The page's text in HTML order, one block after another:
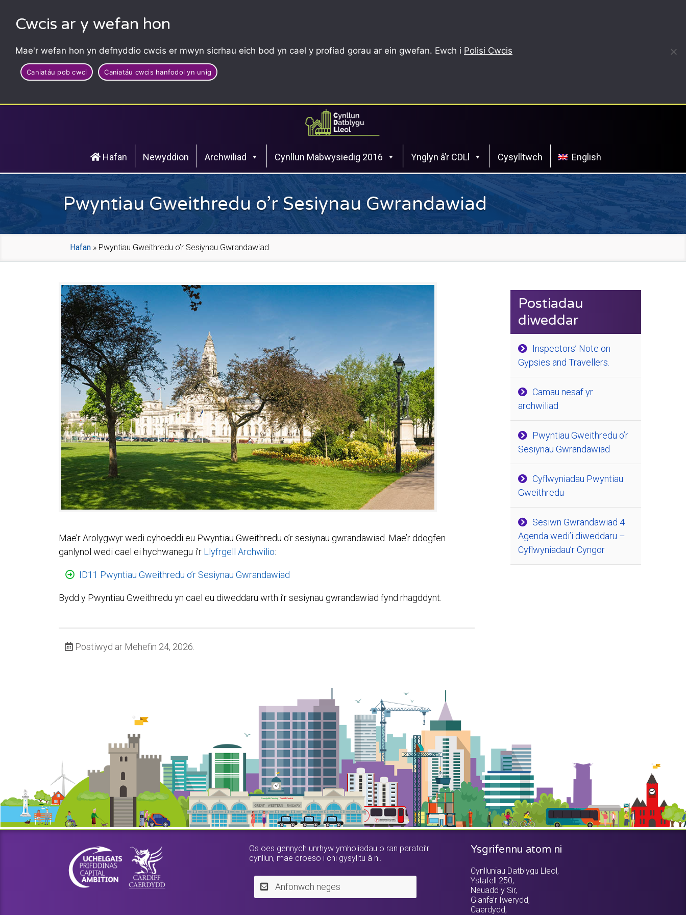
Cwcis ar y wefan hon
Mae'r wefan hon yn defnyddio cwcis er mwyn sicrhau eich bod yn cael y profiad gorau ar ein gwefan. Ewch i Polisi Cwcis
Caniatáu pob cwci Caniatáu cwcis hanfodol yn unig
Hafan Newyddion Archwiliad Cynllun Mabwysiedig 2016 Ynglyn â’r CDLl Cysylltwch English
Pwyntiau Gweithredu o’r Sesiynau Gwrandawiad
Hafan » Pwyntiau Gweithredu o’r Sesiynau Gwrandawiad
Mae’r Arolygwyr wedi cyhoeddi eu Pwyntiau Gweithredu o’r sesiynau gwrandawiad. Mae’r ddogfen
ganlynol wedi cael ei hychwanegu i’r Llyfrgell Archwilio:
ID11 Pwyntiau Gweithredu o’r Sesiynau Gwrandawiad
Bydd y Pwyntiau Gweithredu yn cael eu diweddaru wrth i’r sesiynau gwrandawiad fynd rhagddynt.
Postiwyd ar Mehefin 24, 2026.
Postiadau
diweddar
Inspectors’ Note on
Gypsies and Travellers.
Camau nesaf yr
archwiliad
Pwyntiau Gweithredu o’r
Sesiynau Gwrandawiad
Cyflwyniadau Pwyntiau
Gweithredu
Sesiwn Gwrandawiad 4
Agenda wedi’i diweddaru –
Cyflwyniadau’r Cyngor
Os oes gennych unrhyw ymholiadau o ran paratoi’r
cynllun, mae croeso i chi gysylltu â ni.
Anfonwch neges
Ysgrifennu atom ni
Cynlluniau Datblygu Lleol,
Ystafell 250,
Neuadd y Sir,
Glanfa’r Iwerydd,
Caerdydd,